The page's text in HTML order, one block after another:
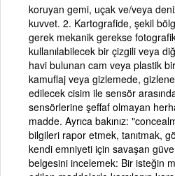
koruyan gemi, uçak ve/veya
kuvvet. 2. Kartografide, şekil
gerek mekanik gerekse
kullanılabilecek bir çizgili veya
havi bulunan cam veya plastik
kamuflaj veya gizlemede,
edilecek cisim ile sensör
sensörlerine şeffaf olmayan
madde. Ayrıca bakınız:
bilgileri rapor etmek, tanıtmak,
kendi emniyeti için savaşan
belgesini incelemek: Bir isteğin